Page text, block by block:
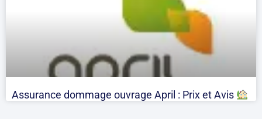
Assurance dommage ouvrage April : Prix et Avis